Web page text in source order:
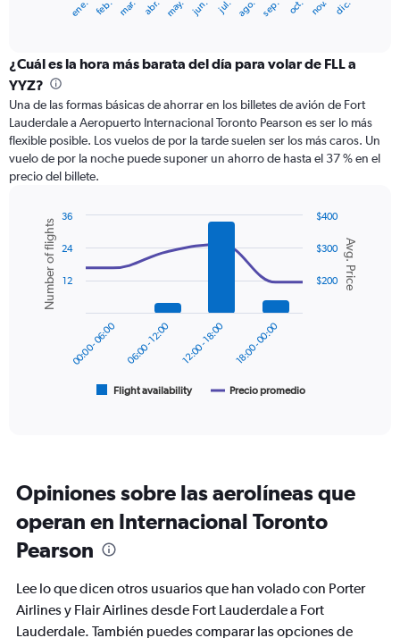
categories.
Range:
12
categories.
The
chart
has
1
axis
displaying
values.
Range:
ene. feb. mar. abr. may. jun. jul. ago. sep. oct. nov. dic.
¿Cuál es la hora más barata del día para volar de FLL a
YYZ?
Una de las formas básicas de ahorrar en los billetes de avión de Fort
Lauderdale a Aeropuerto Internacional Toronto Pearson es ser lo más
flexible posible. Los vuelos de por la tarde suelen ser los más caros. Un
vuelo de por la noche puede suponer un ahorro de hasta el 37 % en el
precio del billete.
Combination
chart
with
data
series.
6
The
chart
has
Y
axes
displaying
Chart
graphic.
Avg. Price
Number of flights
Flight availability Precio promedio
00:00 - 06:00 06:00 - 12:00 12:00 - 18:00 18:00 - 00:00
$200
$300
$400
12
24
36
Opiniones sobre las aerolíneas que
operan en Internacional Toronto
Pearson
Lee lo que dicen otros usuarios que han volado con Porter
Airlines y Flair Airlines desde Fort Lauderdale a Fort
Lauderdale. También puedes comparar las opciones de